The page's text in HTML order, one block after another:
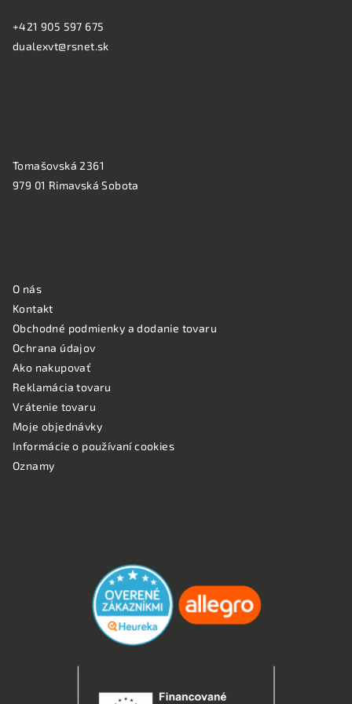
+421 905 597 675
dualexvt@rsnet.sk
Tomašovská 2361
979 01 Rimavská Sobota
O nás
Kontakt
Obchodné podmienky a dodanie tovaru
Ochrana údajov
Ako nakupovať
Reklamácia tovaru
Vrátenie tovaru
Moje objednávky
Informácie o používaní cookies
Oznamy